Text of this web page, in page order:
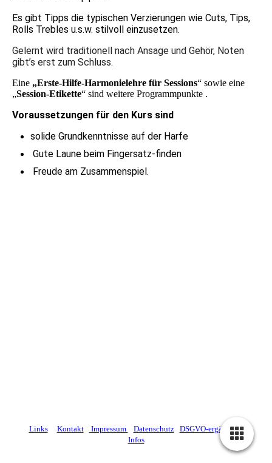
Es gibt Tipps die typischen Verzierungen wie Cuts, Tips,
Rolls Trebles u.s.w. stilvoll einzusetzen.
Gelernt wird traditionell nach Ansage und Gehör, Noten
gibt’s erst zum Schluss.
Eine „Erste-Hilfe-Harmonielehre für Sessions“ sowie eine
„Session-Etikette“ sind weitere Programmpunkte .
Voraussetzungen für den Kurs sind
solide Grundkenntnisse auf der Harfe
Gute Laune beim Fingersatz-finden
Freude am Zusammenspiel.
Links Kontakt Impressum Datenschutz
DSGVO-ergänzende
Infos